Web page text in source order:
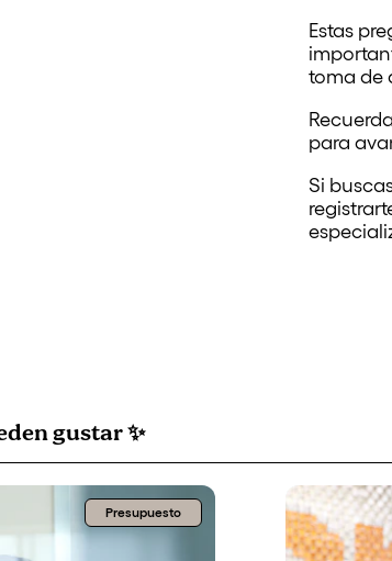
Estas
toma de
para
Si
gustar✨
Presupuesto